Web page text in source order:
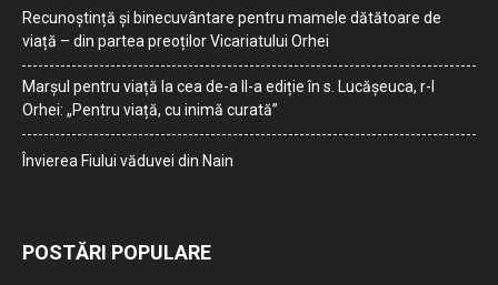
Recunoștință și binecuvântare pentru mamele dătătoare de
viață – din partea preoților Vicariatului Orhei
Marșul pentru viață la cea de-a II-a ediție în s. Lucășeuca, r-l
Orhei: „Pentru viață, cu inimă curată”
Învierea Fiului văduvei din Nain
POSTĂRI POPULARE